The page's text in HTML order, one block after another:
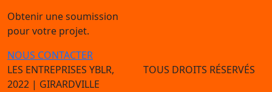
Obtenir une soumission
pour votre projet.
NOUS CONTACTER
LES ENTREPRISES YBLR,
2022 | GIRARDVILLE
TOUS DROITS RÉSERVÉS